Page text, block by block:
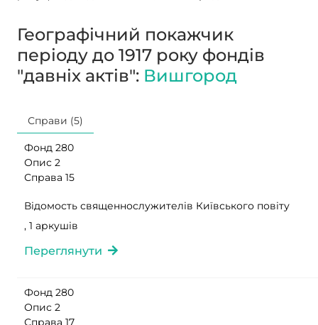
Географічний покажчик
періоду до 1917 року фондів
"давніх актів": Вишгород
Справи (5)
Фонд 280
Опис 2
Справа 15
Відомость священнослужителів Київського повіту
, 1 аркушів
Переглянути
Фонд 280
Опис 2
Справа 17